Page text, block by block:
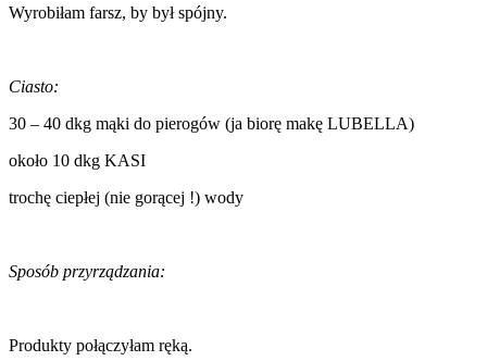
Wyrobiłam farsz, by był spójny.
Ciasto:
30 – 40 dkg mąki do pierogów (ja biorę makę LUBELLA)
około 10 dkg KASI
trochę ciepłej (nie gorącej !) wody
Sposób przyrządzania:
Produkty połączyłam ręką.